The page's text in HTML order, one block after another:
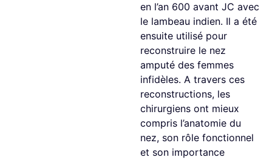
en l’an 600 avant JC avec
le lambeau indien. Il a été
ensuite utilisé pour
reconstruire le nez
amputé des femmes
infidèles. A travers ces
reconstructions, les
chirurgiens ont mieux
compris l’anatomie du
nez, son rôle fonctionnel
et son importance